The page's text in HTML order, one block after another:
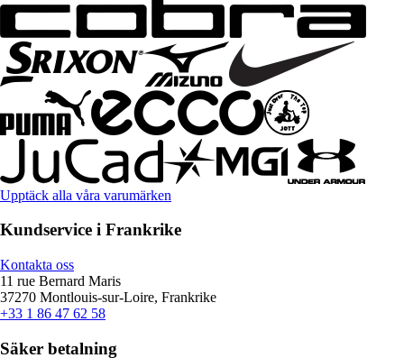
Upptäck alla våra varumärken
Kundservice i Frankrike
Kontakta oss
11 rue Bernard Maris
37270 Montlouis-sur-Loire, Frankrike
+33 1 86 47 62 58
Säker betalning